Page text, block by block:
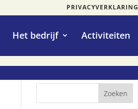
PRIVACYVERKLARING
Het bedrijf Activiteiten